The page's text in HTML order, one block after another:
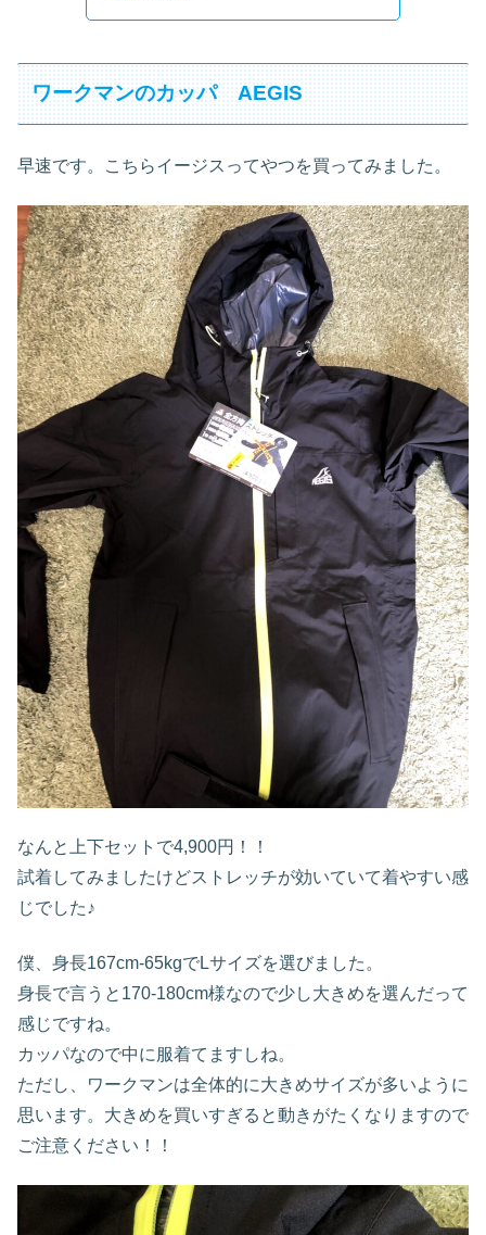
ワークマンのカッパ AEGIS
早速です。こちらイージスってやつを買ってみました。
なんと上下セットで4,900円！！
試着してみましたけどストレッチが効いていて着やすい感
じでした♪
僕、身長167cm-65kgでLサイズを選びました。
身長で言うと170-180cm様なので少し大きめを選んだって
感じですね。
カッパなので中に服着てますしね。
ただし、ワークマンは全体的に大きめサイズが多いように
思います。大きめを買いすぎると動きがたくなりますので
ご注意ください！！